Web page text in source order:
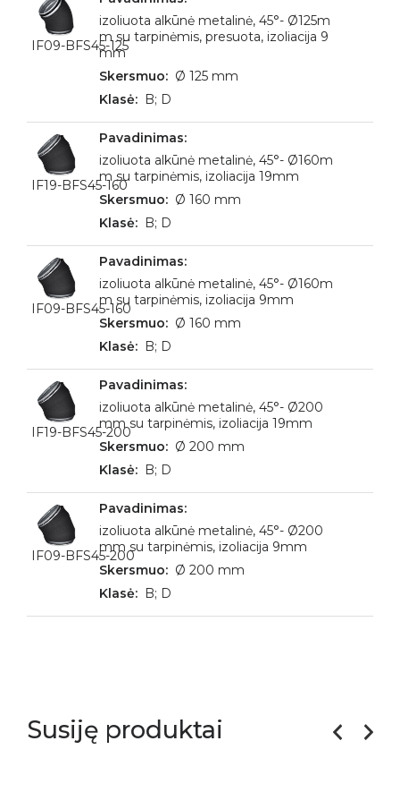
IF09-BFS45-125
izoliuota alkūnė metalinė, 45°- Ø125m
m su tarpinėmis, presuota, izoliacija 9
mm
Ø 125 mm
B; D
IF19-BFS45-160
izoliuota alkūnė metalinė, 45°- Ø160m
m su tarpinėmis, izoliacija 19mm
Ø 160 mm
B; D
IF09-BFS45-160
izoliuota alkūnė metalinė, 45°- Ø160m
m su tarpinėmis, izoliacija 9mm
Ø 160 mm
B; D
IF19-BFS45-200
izoliuota alkūnė metalinė, 45°- Ø200
mm su tarpinėmis, izoliacija 19mm
Ø 200 mm
B; D
IF09-BFS45-200
izoliuota alkūnė metalinė, 45°- Ø200
mm su tarpinėmis, izoliacija 9mm
Ø 200 mm
B; D
Susiję produktai